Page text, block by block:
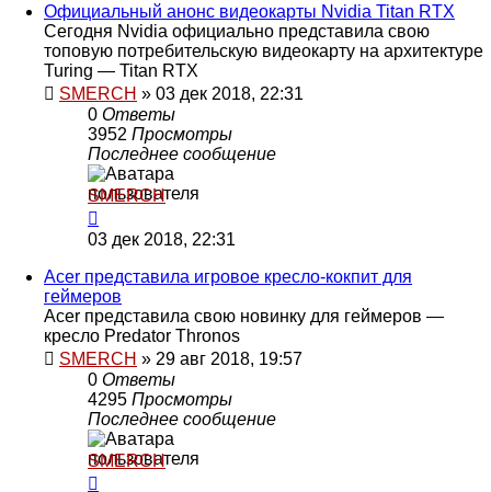
Официальный анонс видеокарты Nvidia Titan RTX
Сегодня Nvidia официально представила свою
топовую потребительскую видеокарту на архитектуре
Turing — Titan RTX
SMERCH » 03 дек 2018, 22:31
0 Ответы
3952 Просмотры
Последнее сообщение
SMERCH
03 дек 2018, 22:31
Acer представила игровое кресло-кокпит для
геймеров
Acer представила свою новинку для геймеров —
кресло Predator Thronos
SMERCH » 29 авг 2018, 19:57
0 Ответы
4295 Просмотры
Последнее сообщение
SMERCH